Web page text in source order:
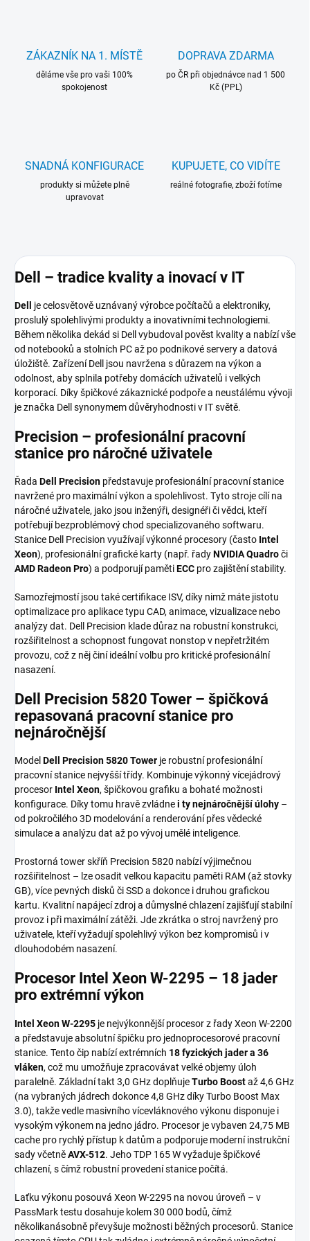
ZÁKAZNÍK NA 1. MÍSTĚ
děláme vše pro vaši 100%
spokojenost
DOPRAVA ZDARMA
po ČR při objednávce nad 1 500
Kč (PPL)
SNADNÁ KONFIGURACE
produkty si můžete plně
upravovat
KUPUJETE, CO VIDÍTE
reálné fotografie, zboží fotíme
Dell – tradice kvality a inovací v IT
Dell
je celosvětově uznávaný výrobce počítačů a elektroniky,
proslulý spolehlivými produkty a inovativními technologiemi.
Během několika dekád si Dell vybudoval pověst kvality a nabízí vše
od notebooků a stolních PC až po podnikové servery a datová
úložiště. Zařízení Dell jsou navržena s důrazem na výkon a
odolnost, aby splnila potřeby domácích uživatelů i velkých
korporací. Díky špičkové zákaznické podpoře a neustálému vývoji
je značka Dell synonymem důvěryhodnosti v IT světě.
Precision – profesionální pracovní
stanice pro náročné uživatele
Řada Dell Precision představuje profesionální pracovní stanice
navržené pro maximální výkon a spolehlivost. Tyto stroje cílí na
náročné uživatele, jako jsou inženýři, designéři či vědci, kteří
potřebují bezproblémový chod specializovaného softwaru.
Stanice Dell Precision využívají výkonné procesory (často Intel
Xeon), profesionální grafické karty (např. řadyNVIDIA Quadroči
AMD Radeon Pro) a podporují pamětiECC pro zajištění stability.
Samozřejmostí jsou také certifikace ISV, díky nimž máte jistotu
optimalizace pro aplikace typu CAD, animace, vizualizace nebo
analýzy dat. Dell Precision klade důraz na robustní konstrukci,
rozšiřitelnost a schopnost fungovat nonstop v nepřetržitém
provozu, což z něj činí ideální volbu pro kritické profesionální
nasazení.
Dell Precision 5820 Tower – špičková
repasovaná pracovní stanice pro
nejnáročnější
Model Dell Precision 5820 Tower je robustní profesionální
pracovní stanice nejvyšší třídy. Kombinuje výkonný vícejádrový
procesor Intel Xeon, špičkovou grafiku a bohaté možnosti
konfigurace. Díky tomu hravě zvládnei ty nejnáročnější úlohy –
od pokročilého 3D modelování a renderování přes vědecké
simulace a analýzu dat až po vývoj umělé inteligence.
Prostorná tower skříň Precision 5820 nabízí výjimečnou
rozšiřitelnost – lze osadit velkou kapacitu paměti RAM (až stovky
GB), více pevných disků či SSD a dokonce i druhou grafickou
kartu. Kvalitní napájecí zdroj a důmyslné chlazení zajišťují stabilní
provoz i při maximální zátěži. Jde zkrátka o stroj navržený pro
uživatele, kteří vyžadují spolehlivý výkon bez kompromisů i v
dlouhodobém nasazení.
Procesor Intel Xeon W-2295 – 18 jader
pro extrémní výkon
Intel Xeon W-2295 je nejvýkonnější procesor z řady Xeon W-2200
a představuje absolutní špičku pro jednoprocesorové pracovní
stanice. Tento čip nabízí extrémních 18 fyzických jader a 36
vláken, což mu umožňuje zpracovávat velké objemy úloh
paralelně. Základní takt 3,0 GHz doplňujeTurbo Boostaž 4,6 GHz
(na vybraných jádrech dokonce 4,8 GHz díky Turbo Boost Max
3.0), takže vedle masivního vícevláknového výkonu disponuje i
vysokým výkonem na jedno jádro. Procesor je vybaven 24,75 MB
cache pro rychlý přístup k datům a podporuje moderní instrukční
sady včetněAVX-512. Jeho TDP 165 W vyžaduje špičkové
chlazení, s čímž robustní provedení stanice počítá.
Laťku výkonu posouvá Xeon W-2295 na novou úroveň – v
PassMark testu dosahuje kolem 30 000 bodů, čímž
několikanásobně převyšuje možnosti běžných procesorů. Stanice